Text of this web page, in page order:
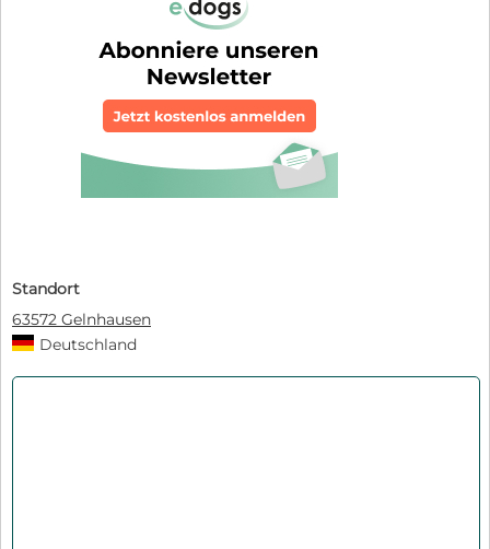
Standort
63572 Gelnhausen
Deutschland